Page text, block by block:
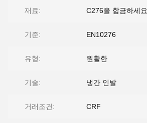
재료: C276을 합금하세요
기준: EN10276
유형: 원활한
기술: 냉간 인발
거래조건: CRF